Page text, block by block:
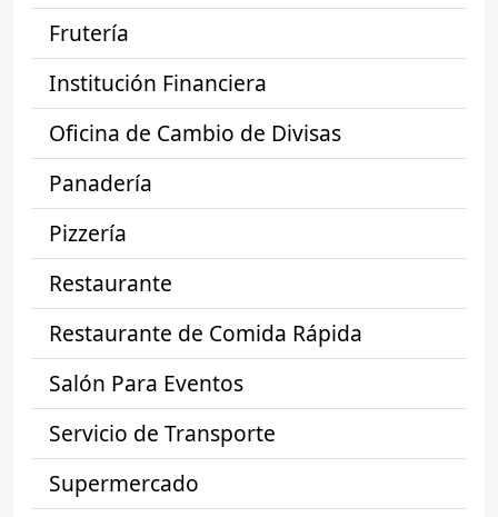
Frutería
Institución Financiera
Oficina de Cambio de Divisas
Panadería
Pizzería
Restaurante
Restaurante de Comida Rápida
Salón Para Eventos
Servicio de Transporte
Supermercado